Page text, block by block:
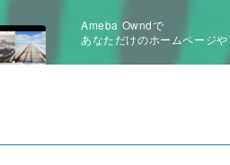
Ameba Owndで
あなただけのホームページ